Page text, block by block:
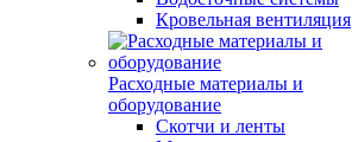
Кровельная вентиляция
Расходные материалы и
оборудование
Скотчи и ленты